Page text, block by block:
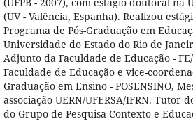
(UV - Valência, Espanha). Realizou
Programa de Pós-Graduação em
Universidade do Estado do Rio de
Adjunto da Faculdade de Educação -
Faculdade de Educação e vice-
Graduação em Ensino - POSENSINO,
associação UERN/UFERSA/IFRN. Tutor
do Grupo de Pesquisa Contexto e